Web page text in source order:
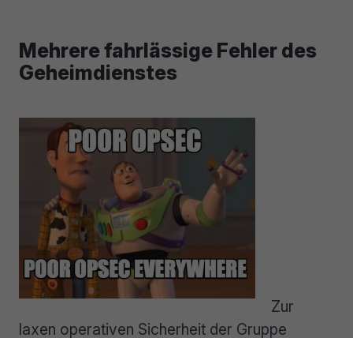
Mehrere fahrlässige Fehler des
Geheimdienstes
Zur
laxen operativen Sicherheit der Gruppe